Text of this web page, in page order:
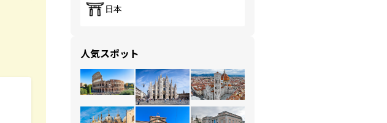
日本
人気スポット